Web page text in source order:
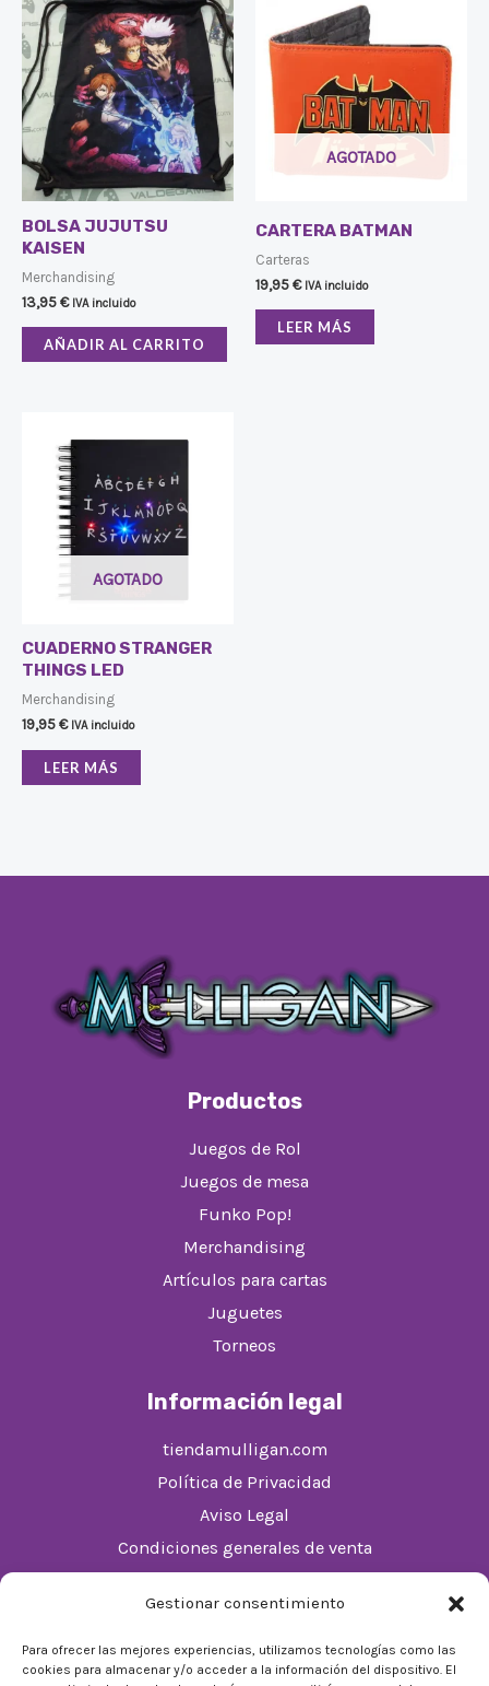
Gestionar consentimiento
Para ofrecer las mejores experiencias, utilizamos tecnologías como las
cookies para almacenar y/o acceder a la información del dispositivo. El
BOLSA JUJUTSU
KAISEN
Merchandising
13,95€ IVA incluido
AÑADIR AL CARRITO
AGOTADO
CARTERA BATMAN
Carteras
19,95€ IVA incluido
LEER MÁS
AGOTADO
CUADERNO STRANGER
THINGS LED
Merchandising
19,95€ IVA incluido
LEER MÁS
Productos
Juegos de Rol
Juegos de mesa
Funko Pop!
Merchandising
Artículos para cartas
Juguetes
Torneos
Información legal
tiendamulligan.com
Política de Privacidad
Aviso Legal
Condiciones generales de venta